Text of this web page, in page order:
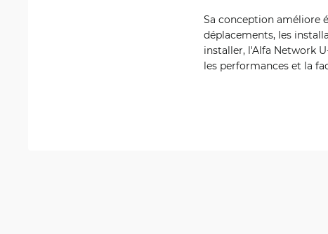
Sa conception améliore
déplacements, les
installer, l'Alfa Network
les performances et la